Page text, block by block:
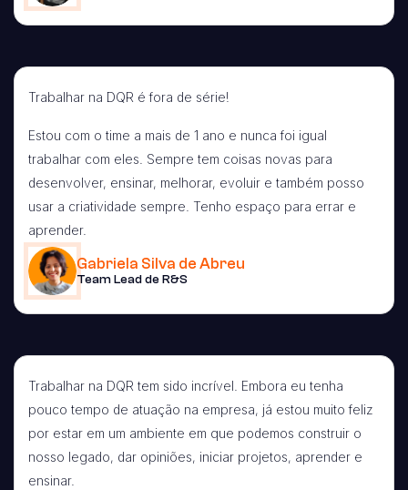
Trabalhar na DQR é fora de série!
Estou com o time a mais de 1 ano e nunca foi igual
trabalhar com eles. Sempre tem coisas novas para
desenvolver, ensinar, melhorar, evoluir e também posso
usar a criatividade sempre. Tenho espaço para errar e
aprender.
Gabriela Silva de Abreu
Team Lead de R&S
Trabalhar na DQR tem sido incrível. Embora eu tenha
pouco tempo de atuação na empresa, já estou muito feliz
por estar em um ambiente em que podemos construir o
nosso legado, dar opiniões, iniciar projetos, aprender e
ensinar.